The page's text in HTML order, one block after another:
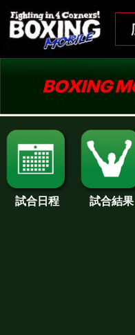
試合日程 試合結果